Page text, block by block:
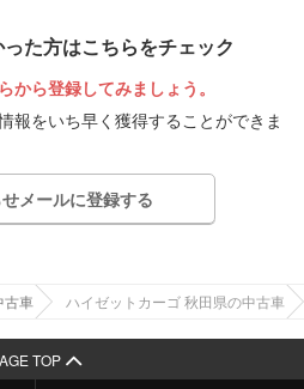
た方はこちらをチェック
から登録してみましょう。
報をいち早く獲得することができま
メールに登録する
古車 ハイゼットカーゴ 秋田県の中古車
TOP